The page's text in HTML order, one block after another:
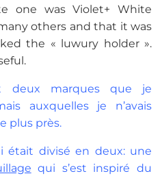
one was Violet+ White
others and that it was
the « luwury holder ».
deux marques que je
auxquelles je n’avais
plus près.
était divisé en deux: une
qui s’est inspiré du